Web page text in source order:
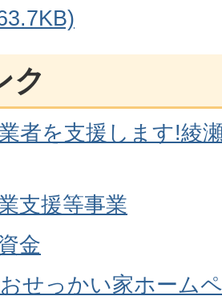
ク
者を支援します!綾
支援等事業
金
せっかい家ホーム